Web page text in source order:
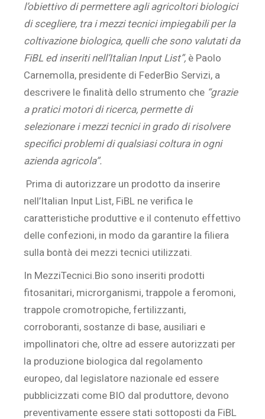
l’obiettivo di permettere agli agricoltori biologici
di scegliere, tra i mezzi tecnici impiegabili per la
coltivazione biologica, quelli che sono valutati da
FiBL ed inseriti nell’Italian Input List”, è Paolo
Carnemolla, presidente di FederBio Servizi, a
descrivere le finalità dello strumento che “grazie
a pratici motori di ricerca, permette di
selezionare i mezzi tecnici in grado di risolvere
specifici problemi di qualsiasi coltura in ogni
azienda agricola”.
Prima di autorizzare un prodotto da inserire
nell’Italian Input List, FiBL ne verifica le
caratteristiche produttive e il contenuto effettivo
delle confezioni, in modo da garantire la filiera
sulla bontà dei mezzi tecnici utilizzati.
In MezziTecnici.Bio sono inseriti prodotti
fitosanitari, microrganismi, trappole a feromoni,
trappole cromotropiche, fertilizzanti,
corroboranti, sostanze di base, ausiliari e
impollinatori che, oltre ad essere autorizzati per
la produzione biologica dal regolamento
europeo, dal legislatore nazionale ed essere
pubblicizzati come BIO dal produttore, devono
preventivamente essere stati sottoposti da FiBL